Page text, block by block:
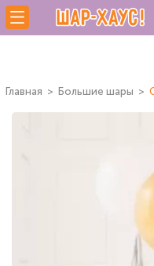
Главная Большие шары